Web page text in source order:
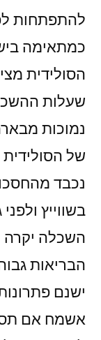
כמתאימה
הסולידית
שעלות
נמוכות
של הסולידית
נכבד
השכלה יקרה
הבריאות
ישנם
אשמח אם